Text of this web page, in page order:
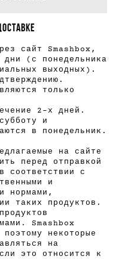
сайт Smashbox,
дни (с понедельника
выходных).
только
2-х дней.
и
в понедельник.
на сайте
перед отправкой
соответствии с
и
нормами,
таких продуктов.
Smashbox
некоторые
на
это относится к